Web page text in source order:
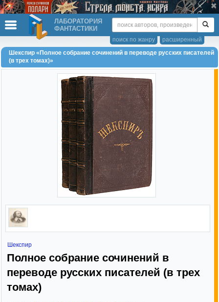
ЛАБОРАТОРИЯ
ФАНТАСТИКИ
расширенный
поиск по жанру
Шекспир «Полное собрание сочинений в переводе русских писателей
(в трех томах)»
Шекспир
Полное собрание сочинений в
переводе русских писателей (в трех
томах)